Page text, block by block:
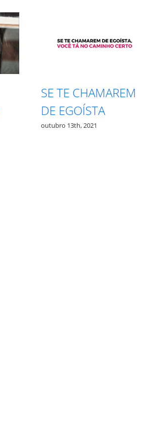
SE TE CHAMAREM
DE EGOÍSTA
outubro 13th, 2021